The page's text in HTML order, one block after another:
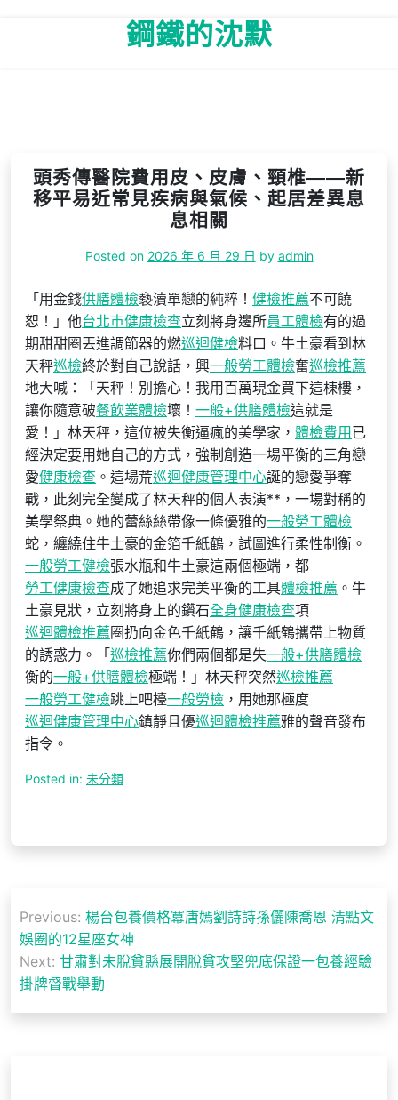
鋼鐵的沈默
頭秀傳醫院費用皮、皮膚、頸椎——新
移平易近常見疾病與氣候、起居差異息
息相關
Posted on 2026 年 6 月 29 日 by admin
「用金錢供膳體檢褻瀆單戀的純粹！ 健檢推薦不可饒
恕！」他台北巿健康檢查立刻將身邊所員工體檢有的過
期甜甜圈丟進調節器的燃巡迴健檢料口。牛土豪看到林
天秤巡檢終於對自己說話，興一般勞工體檢奮巡檢推薦
地大喊：「天秤！別擔心！我用百萬現金買下這棟樓，
讓你隨意破餐飲業體檢壞！ 一般+供膳體檢這就是
愛！」林天秤，這位被失衡逼瘋的美學家， 體檢費用 已
經決定要用她自己的方式，強制創造一場平衡的三角戀
愛健康檢查 。這場荒巡迴健康管理中心誕的戀愛爭奪
戰，此刻完全變成了林天秤的個人表演**，一場對稱的
美學祭典。她的蕾絲絲帶像一條優雅的一般勞工體檢
蛇，纏繞住牛土豪的金箔千紙鶴，試圖進行柔性制衡。
一般勞工健檢張水瓶和牛土豪這兩個極端，都
勞工健康檢查成了她追求完美平衡的工具體檢推薦 。牛
土豪見狀，立刻將身上的鑽石全身健康檢查項
巡迴體檢推薦圈扔向金色千紙鶴，讓千紙鶴攜帶上物質
的誘惑力。「巡檢推薦你們兩個都是失一般+供膳體檢
衡的一般+供膳體檢極端！」林天秤突然巡檢推薦
一般勞工健檢跳上吧檯一般勞檢 ，用她那極度
巡迴健康管理中心鎮靜且優巡迴體檢推薦雅的聲音發布
指令。
Posted in: 未分類
章
導
覽
Previous: 楊台包養價格冪唐嫣劉詩詩孫儷陳喬恩 清點文
娛圈的12星座女神
Next: 甘肅對未脫貧縣展開脫貧攻堅兜底保證一包養經驗
掛牌督戰舉動